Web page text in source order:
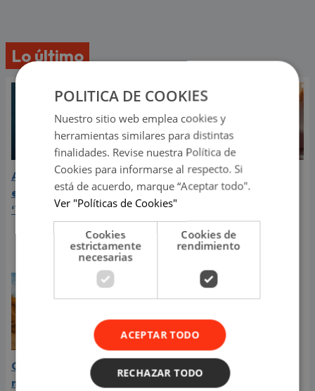
Lo último
Aria Vega conquista con
el lanzamiento de
‘Tototo (+4)’
¿Greeicy está
embarazada de su
segundo hijo? Mike Bahía
compartió revelador
video
Carín León está en el
mejor momento de su
POLITICA DE COOKIES
Nuestro sitio web emplea cookies y
herramientas similares para distintas
finalidades. Revise nuestra Política de
Cookies para informarse al respecto. Si
está de acuerdo, marque “Aceptar todo".
Ver "Políticas de Cookies"
Cookies
estrictamente
necesarias
Cookies de
rendimiento
ACEPTAR TODO
RECHAZAR TODO